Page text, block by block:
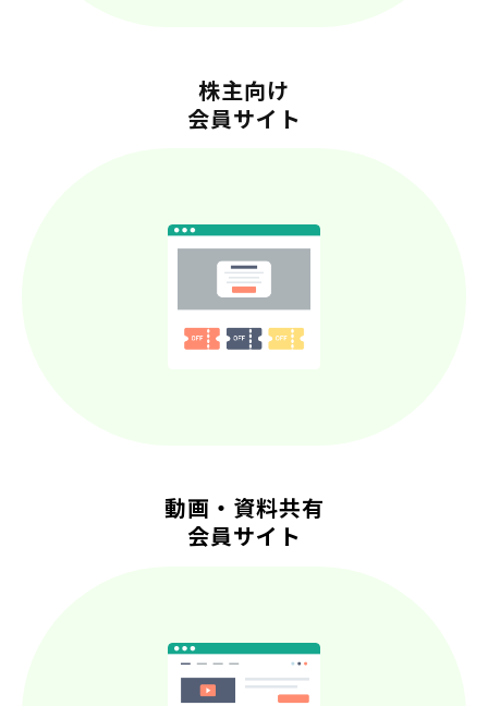
株主向け
会員サイト
動画・資料共有
会員サイト